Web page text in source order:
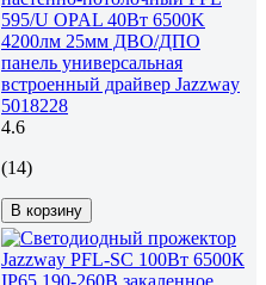
595/U OPAL 40Вт 6500K
4200лм 25мм ДВО/ДПО
панель универсальная
встроенный драйвер Jazzway
5018228
4.6
(14)
В корзину